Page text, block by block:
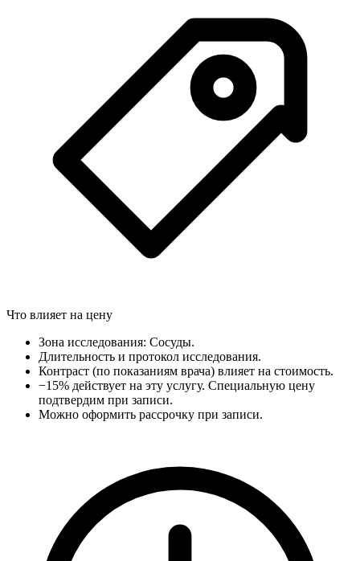
Что влияет на цену
Зона исследования: Сосуды.
Длительность и протокол исследования.
Контраст (по показаниям врача) влияет на стоимость.
−15% действует на эту услугу. Специальную цену
подтвердим при записи.
Можно оформить рассрочку при записи.